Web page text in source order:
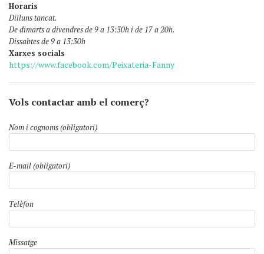
Horaris
Dilluns tancat.
De dimarts a divendres de 9 a 13:30h i de 17 a 20h.
Dissabtes de 9 a 13:30h
Xarxes socials
https://www.facebook.com/Peixateria-Fanny
Vols contactar amb el comerç?
Nom i cognoms (obligatori)
E-mail (obligatori)
Telèfon
Missatge